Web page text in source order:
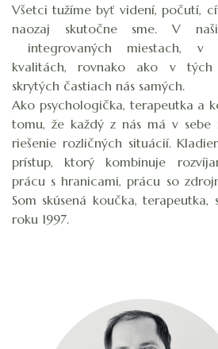
Všetci tužíme byť videní, počutí,
naozaj skutočne sme. V
integrovaných miestach, v
kvalitách, rovnako ako v tých
skrytých častiach nás samých.
Ako psychologička, terapeutka a
tomu, že každý z nás má v
riešenie rozličných situácií.
prístup, ktorý kombinuje
prácu s hranicami, prácu so
Som skúsená koučka,
roku 1997.